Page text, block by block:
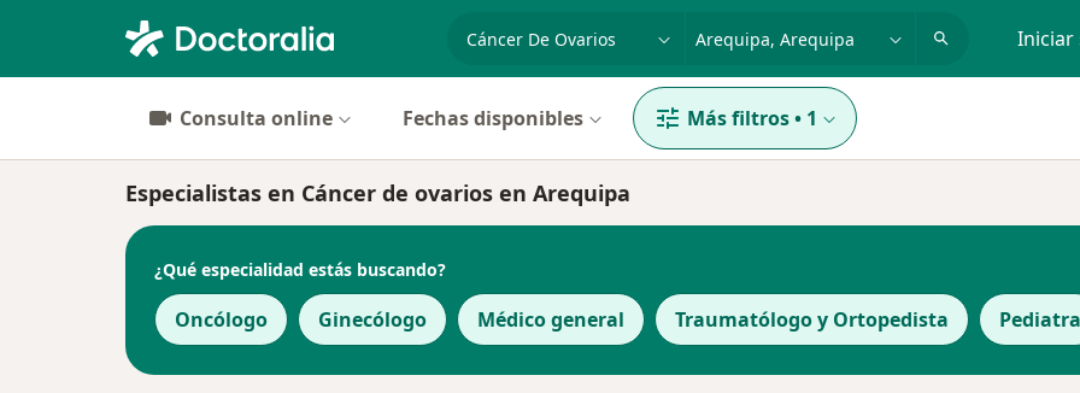
especialidad, enfermedad o nombre Iniciar
Consulta online Fechas disponibles Más filtros• 1
Especialistas en Cáncer de ovarios en Arequipa
¿Qué especialidad estás buscando?
Oncólogo Ginecólogo Médico general Traumatólogo y Ortopedista Pediatra